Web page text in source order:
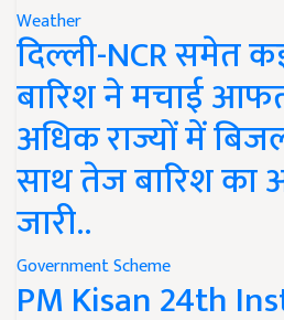
Weather
दिल्ली-NCR समेत
बारिश ने मचाई
अधिक राज्यों में
साथ तेज बारिश का
जारी..
Government Scheme
PM Kisan 24th